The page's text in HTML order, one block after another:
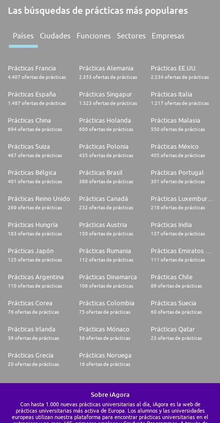
Las búsquedas de prácticas más populares
Países Ciudades Funciones Sectores Empresas
Prácticas Francia
4.407 ofertas de prácticas
Prácticas Alemania
2.353 ofertas de prácticas
Prácticas EE.UU.
2.234 ofertas de prácticas
Prácticas España
1.487 ofertas de prácticas
Prácticas Singapur
1.323 ofertas de prácticas
Prácticas Italia
1.217 ofertas de prácticas
Prácticas China
694 ofertas de prácticas
Prácticas Holanda
600 ofertas de prácticas
Prácticas Malasia
550 ofertas de prácticas
Prácticas Suiza
467 ofertas de prácticas
Prácticas Polonia
435 ofertas de prácticas
Prácticas México
405 ofertas de prácticas
Prácticas Bélgica
401 ofertas de prácticas
Prácticas Brasil
388 ofertas de prácticas
Prácticas Portugal
301 ofertas de prácticas
Prácticas Reino Unido
269 ofertas de prácticas
Prácticas Canadá
232 ofertas de prácticas
Prácticas Luxemburgo
218 ofertas de prácticas
Prácticas Hungría
183 ofertas de prácticas
Prácticas Austria
150 ofertas de prácticas
Prácticas India
137 ofertas de prácticas
Prácticas Japón
125 ofertas de prácticas
Prácticas Rumania
112 ofertas de prácticas 111 ofertas de prácticas
Prácticas Argentina
110 ofertas de prácticas
Prácticas Dinamarca
106 ofertas de prácticas
Prácticas Chile
89 ofertas de prácticas
Prácticas Corea
76 ofertas de prácticas
Prácticas Colombia
75 ofertas de prácticas
Prácticas Suecia
60 ofertas de prácticas
Prácticas Irlanda
39 ofertas de prácticas
Prácticas Mónaco
36 ofertas de prácticas
Prácticas Qatar
23 ofertas de prácticas
Prácticas Grecia
20 ofertas de prácticas
Prácticas Noruega
16 ofertas de prácticas
Sobre iAgora
Con hasta 1.000 nuevas prácticas universitarias al día, iAgora es la web de
prácticas universitarias más activa de Europa. Los alumnos y las universidades
europeas utilizan nuestra plataforma para encontrar prácticas universitarias en el